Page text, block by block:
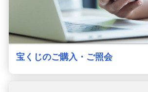
宝くじのご購入・ご照会